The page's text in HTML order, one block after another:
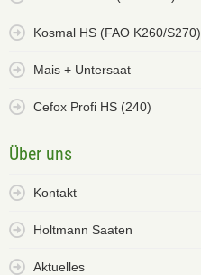
Kosmal HS (FAO K260/S270)
Mais + Untersaat
Cefox Profi HS (240)
Über uns
Kontakt
Holtmann Saaten
Aktuelles